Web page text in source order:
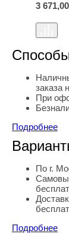
3 671,00
заказа
При
Подробнее
По г.
Подробнее